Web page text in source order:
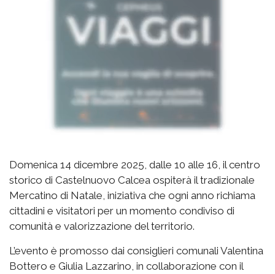
Domenica 14 dicembre 2025, dalle 10 alle 16, il centro
storico di Castelnuovo Calcea ospiterà il tradizionale
Mercatino di Natale, iniziativa che ogni anno richiama
cittadini e visitatori per un momento condiviso di
comunità e valorizzazione del territorio.
L’evento è promosso dai consiglieri comunali Valentina
Bottero e Giulia Lazzarino, in collaborazione con il